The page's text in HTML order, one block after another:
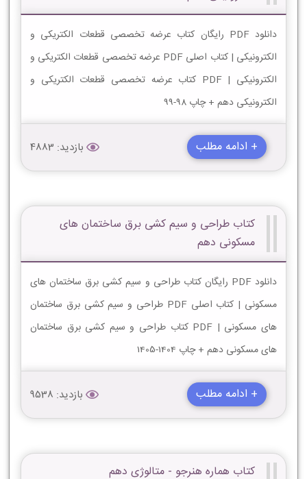
دانلود PDF رایگان کتاب عرضه تخصصی قطعات الکتریکی و
الکترونیکی | کتاب اصلی PDF عرضه تخصصی قطعات الکتریکی و
الکترونیکی | PDF کتاب عرضه تخصصی قطعات الکتریکی و
الکترونیکی دهم + چاپ 98-99
+ ادامه مطلب بازدید: 4883
کتاب طراحی و سیم کشی برق ساختمان های
مسکونی دهم
دانلود PDF رایگان کتاب طراحی و سیم کشی برق ساختمان های
مسکونی | کتاب اصلی PDF طراحی و سیم کشی برق ساختمان
های مسکونی | PDF کتاب طراحی و سیم کشی برق ساختمان
های مسکونی دهم + چاپ 1404-1405
+ ادامه مطلب بازدید: 9538
کتاب هماره هنرجو - متالوژی دهم